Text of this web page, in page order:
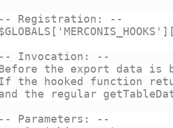
Registration: --
Invocation: --
the export data is
the hooked function
the regular
Parameters: --